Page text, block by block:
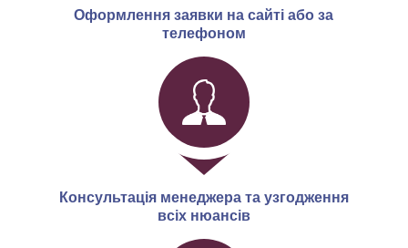
Оформлення заявки на сайті або за
телефоном
Консультація менеджера та узгодження
всіх нюансів